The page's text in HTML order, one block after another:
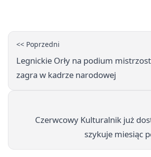
<< Poprzedni
Legnickie Orły na podium
zagra w kadrze narodowej
Czerwcowy Kulturalnik już
szykuje miesiąc